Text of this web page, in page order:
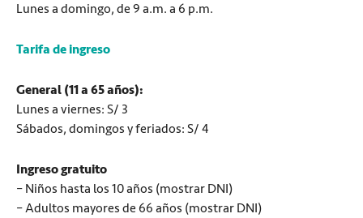
Lunes a domingo, de 9 a.m. a 6 p.m.
Tarifa de ingreso
General (11 a 65 años):
Lunes a viernes: S/ 3
Sábados, domingos y feriados: S/ 4
Ingreso gratuito
– Niños hasta los 10 años (mostrar DNI)
– Adultos mayores de 66 años (mostrar DNI)